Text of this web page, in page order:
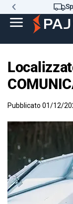
Pubblicato 01/12/